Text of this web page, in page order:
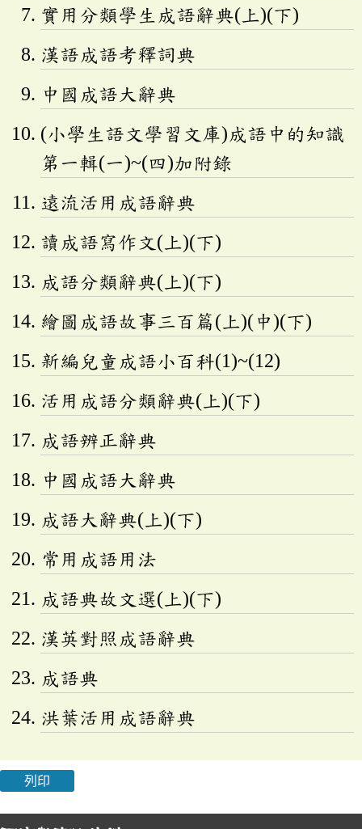
實用分類學生成語辭典(上)(下)
漢語成語考釋詞典
中國成語大辭典
(小學生語文學習文庫)成語中的知識
第一輯(一)~(四)加附錄
遠流活用成語辭典
讀成語寫作文(上)(下)
成語分類辭典(上)(下)
繪圖成語故事三百篇(上)(中)(下)
新編兒童成語小百科(1)~(12)
活用成語分類辭典(上)(下)
成語辨正辭典
中國成語大辭典
成語大辭典(上)(下)
常用成語用法
成語典故文選(上)(下)
漢英對照成語辭典
成語典
洪葉活用成語辭典
列印